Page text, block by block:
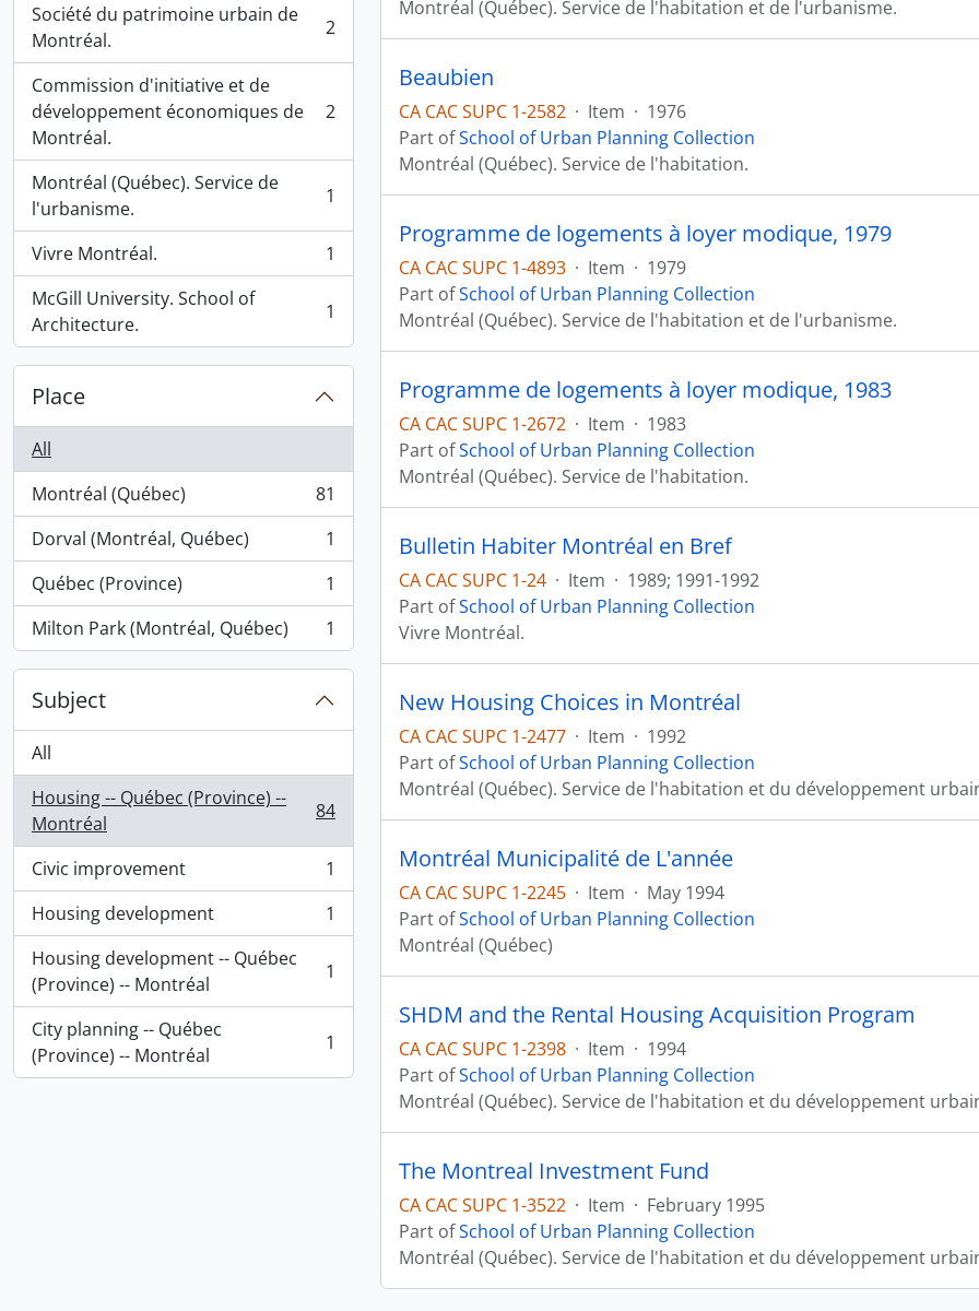
Société du patrimoine urbain de
Montréal.
, 2 results 2
Commission d'initiative et de
développement économiques de
Montréal.
, 2 results 2
Montréal (Québec). Service de
l'urbanisme.
, 1 results 1
Vivre Montréal.
, 1 results
1
McGill University. School of
Architecture.
, 1 results 1
Place
All
Montréal (Québec)
, 81 results
81
Dorval (Montréal, Québec)
, 1 results
1
Québec (Province)
, 1 results
1
Milton Park (Montréal, Québec)
, 1 results 1
Subject
All
Housing -- Québec (Province) --
Montréal
, 84 results 84
Civic improvement
, 1 results
1
Housing development
, 1 results
1
Housing development -- Québec
(Province) -- Montréal
, 1 results 1
City planning -- Québec
(Province) -- Montréal
, 1 results 1
Montréal (Québec). Service de l'habitation et de l'urbanisme.
Beaubien
CA CAC SUPC 1-2582 · Item · 1976
Part ofSchool of Urban Planning Collection
Montréal (Québec). Service de l'habitation.
Programme de logements à loyer modique, 1979
CA CAC SUPC 1-4893 · Item · 1979
Part ofSchool of Urban Planning Collection
Montréal (Québec). Service de l'habitation et de l'urbanisme.
Programme de logements à loyer modique, 1983
CA CAC SUPC 1-2672 · Item · 1983
Part ofSchool of Urban Planning Collection
Montréal (Québec). Service de l'habitation.
Bulletin Habiter Montréal en Bref
CA CAC SUPC 1-24 · Item · 1989; 1991-1992
Part ofSchool of Urban Planning Collection
Vivre Montréal.
New Housing Choices in Montréal
CA CAC SUPC 1-2477 · Item · 1992
Part ofSchool of Urban Planning Collection
Montréal (Québec). Service de l'habitation et du développement
Montréal Municipalité de L'année
CA CAC SUPC 1-2245 · Item · May 1994
Part ofSchool of Urban Planning Collection
Montréal (Québec)
SHDM and the Rental Housing Acquisition Program
CA CAC SUPC 1-2398 · Item · 1994
Part ofSchool of Urban Planning Collection
Montréal (Québec). Service de l'habitation et du développement
The Montreal Investment Fund
CA CAC SUPC 1-3522 · Item · February 1995
Part ofSchool of Urban Planning Collection
Montréal (Québec). Service de l'habitation et du développement